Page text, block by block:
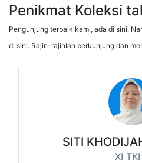
Penikmat Koleksi
Pengunjung terbaik kami, ada di sini.
di sini. Rajin-rajinlah berkunjung dan
SITI
XI